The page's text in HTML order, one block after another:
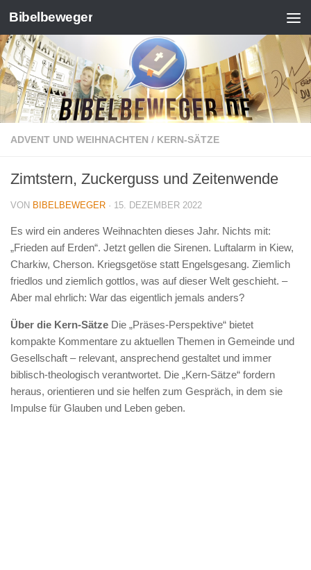
Zum Inhalt springen
Bibelbeweger
ADVENT UND WEIHNACHTEN / KERN-SÄTZE
Zimtstern, Zuckerguss und Zeitenwende
VON BIBELBEWEGER · 15. DEZEMBER 2022
Es wird ein anderes Weihnachten dieses Jahr. Nichts mit:
„Frieden auf Erden“. Jetzt gellen die Sirenen. Luftalarm in Kiew,
Charkiw, Cherson. Kriegsgetöse statt Engelsgesang. Ziemlich
friedlos und ziemlich gottlos, was auf dieser Welt geschieht. –
Aber mal ehrlich: War das eigentlich jemals anders?
Über die Kern-Sätze Die „Präses-Perspektive“ bietet
kompakte Kommentare zu aktuellen Themen in Gemeinde und
Gesellschaft – relevant, ansprechend gestaltet und immer
biblisch-theologisch verantwortet. Die „Kern-Sätze“ fordern
heraus, orientieren und sie helfen zum Gespräch, in dem sie
Impulse für Glauben und Leben geben.